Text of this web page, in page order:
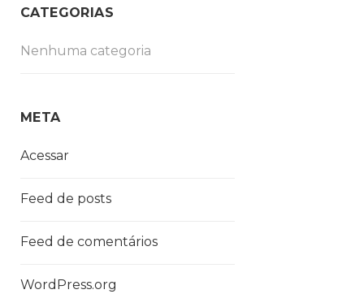
CATEGORIAS
Nenhuma categoria
META
Acessar
Feed de posts
Feed de comentários
WordPress.org